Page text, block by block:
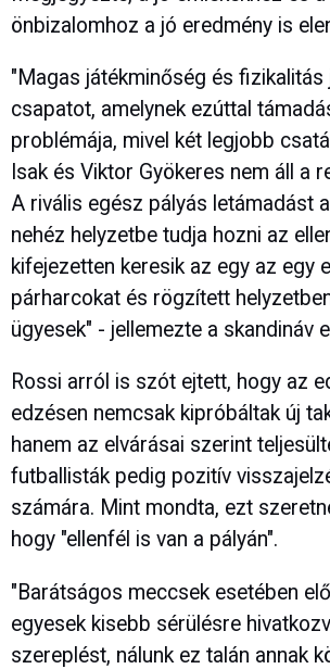
önbizalomhoz a jó eredmény is
"Magas játékminőség és fizikalitás
csapatot, amelynek ezúttal
problémája, mivel két legjobb
Isak és Viktor Gyökeres nem áll a
A rivális egész pályás letámadást
nehéz helyzetbe tudja hozni az
kifejezetten keresik az egy az egy
párharcokat és rögzített
ügyesek" - jellemezte a skandináv
Rossi arról is szót ejtett, hogy az
edzésen nemcsak kipróbáltak új
hanem az elvárásai szerint
futballisták pedig pozitív
számára. Mint mondta, ezt
hogy "ellenfél is van a pályán".
"Barátságos meccsek esetében
egyesek kisebb sérülésre
szereplést, nálunk ez talán annak